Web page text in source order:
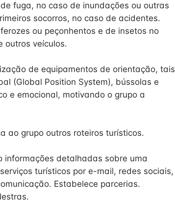
fuga, no caso de inundações ou outras
socorros, no caso de acidentes.
ou peçonhentos e de insetos no
outros veículos.
de equipamentos de orientação, tais
(Global Position System), bússolas e
e emocional, motivando o grupo a
ao grupo outros roteiros turísticos.
informações detalhadas sobre uma
turísticos por e-mail, redes sociais,
Estabelece parcerias.